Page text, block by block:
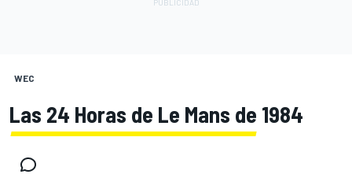
WEC
Las 24 Horas de Le Mans de 1984